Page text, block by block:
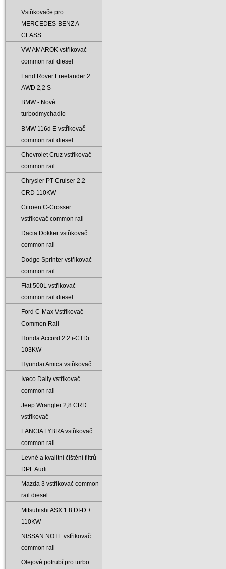
Vstřikovače pro
MERCEDES-BENZ A-
CLASS
VW AMAROK vstřikovač
common rail diesel
Land Rover Freelander 2
AWD 2‚2 S
BMW - Nové
turbodmychadlo
BMW 116d E vstřikovač
common rail diesel
Chevrolet Cruz vstřikovač
common rail
Chrysler PT Cruiser 2.2
CRD 110KW
Citroen C-Crosser
vstřikovač common rail
Dacia Dokker vstřikovač
common rail
Dodge Sprinter vstřikovač
common rail
Fiat 500L vstřikovač
common rail diesel
Ford C-Max Vstřikovač
Common Rail
Honda Accord 2.2 i-CTDi
103KW
Hyundai Amica vstřikovač
Iveco Daily vstřikovač
common rail
Jeep Wrangler 2‚8 CRD
vstřikovač
LANCIA LYBRA vstřikovač
common rail
Levné a kvalitní čištění filtrů
DPF Audi
Mazda 3 vstřikovač common
rail diesel
Mitsubishi ASX 1.8 DI-D +
110KW
NISSAN NOTE vstřikovač
common rail
Olejové potrubí pro turbo